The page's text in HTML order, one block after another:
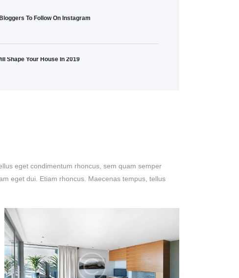
To Follow On Instagram
Shape Your House In 2019
eget condimentum rhoncus, sem quam semper
eget dui. Etiam rhoncus. Maecenas tempus, tellus